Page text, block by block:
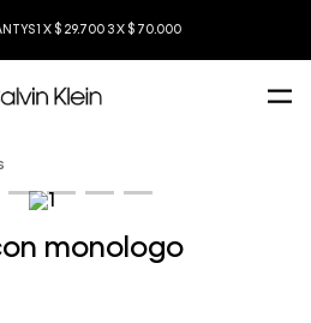
1 X $ 29.700 3 X $ 70.000
monologo